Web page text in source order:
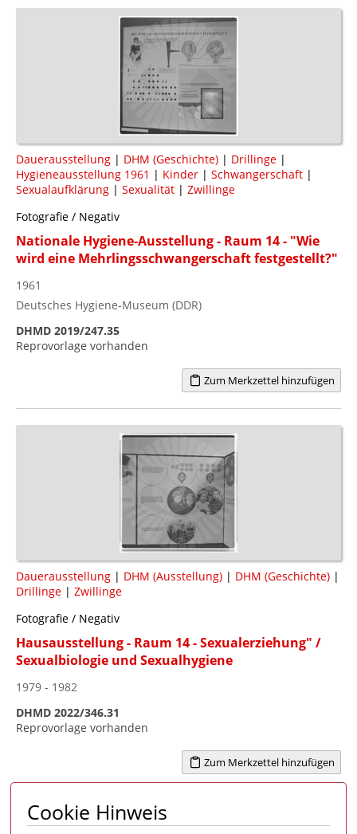
Dauerausstellung | DHM (Geschichte) | Drillinge |
Hygieneausstellung 1961 | Kinder | Schwangerschaft |
Sexualaufklärung | Sexualität | Zwillinge
Fotografie / Negativ
Nationale Hygiene-Ausstellung - Raum 14 - "Wie
wird eine Mehrlingsschwangerschaft festgestellt?"
1961
Deutsches Hygiene-Museum (DDR)
DHMD 2019/247.35
Reprovorlage vorhanden
Zum Merkzettel hinzufügen
Dauerausstellung | DHM (Ausstellung) | DHM (Geschichte) |
Drillinge | Zwillinge
Fotografie / Negativ
Hausausstellung - Raum 14 - Sexualerziehung" /
Sexualbiologie und Sexualhygiene
1979 - 1982
DHMD 2022/346.31
Reprovorlage vorhanden
Zum Merkzettel hinzufügen
Seite 1 von 1 1
Cookie Hinweis